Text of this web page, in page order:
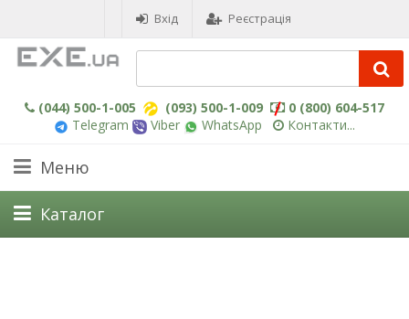
Вхід Реєстрація
(044) 500-1-005 (093) 500-1-009
0 (800) 604-517
Telegram
Viber WhatsApp Контакти...
Меню
Каталог